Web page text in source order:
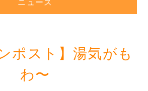
ニュース
ポスト】湯気がも
わ〜